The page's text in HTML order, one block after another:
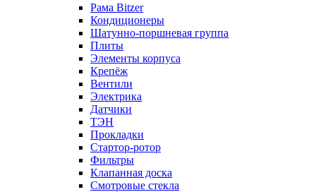
Рама Bitzer
Кондиционеры
Шатунно-поршневая группа
Плиты
Элементы корпуса
Крепёж
Вентили
Электрика
Датчики
ТЭН
Прокладки
Стартор-ротор
Фильтры
Клапанная доска
Смотровые стекла